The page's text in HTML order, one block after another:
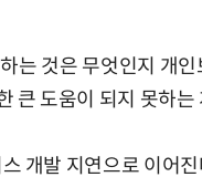
는 것은 무엇인지 개
큰 도움이 되지 못하는
개발 지연으로 이어